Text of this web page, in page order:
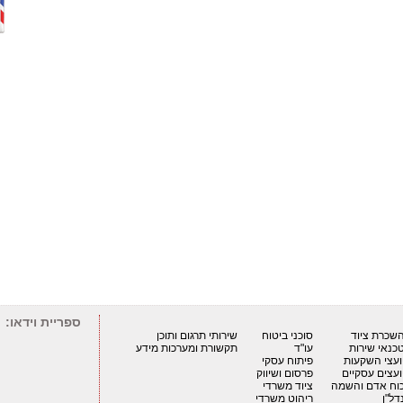
השכרת ציוד
שירות
יועצי השקעות
יועצים עסקיים
אדם והשמה
נדל"ן
סוכני ביטוח
עו"ד
פיתוח עסקי
פרסום ושיווק
ציוד משרדי
ריהוט משרדי
שירותי תרגום ותוכן
תקשורת ומערכות מידע
ספריית וידאו: